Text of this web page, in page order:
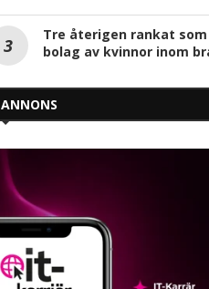
Tre återigen rankat
bolag av kvinnor inom
ANNONS